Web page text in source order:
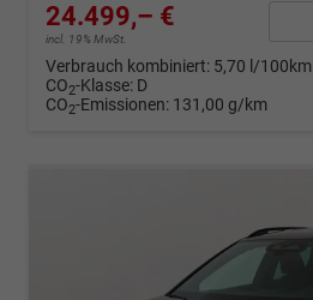
24.499,– €
incl. 19% MwSt.
Verbrauch kombiniert: 5,70 l/100km
CO2-Klasse: D
CO2-Emissionen: 131,00 g/km